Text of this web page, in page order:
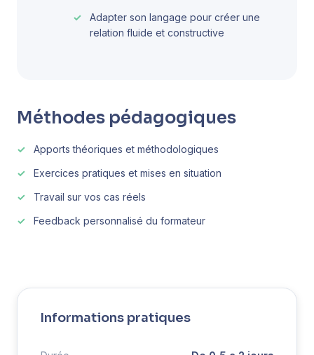
Adapter son langage pour créer une
relation fluide et constructive
Méthodes pédagogiques
Apports théoriques et méthodologiques
Exercices pratiques et mises en situation
Travail sur vos cas réels
Feedback personnalisé du formateur
Informations pratiques